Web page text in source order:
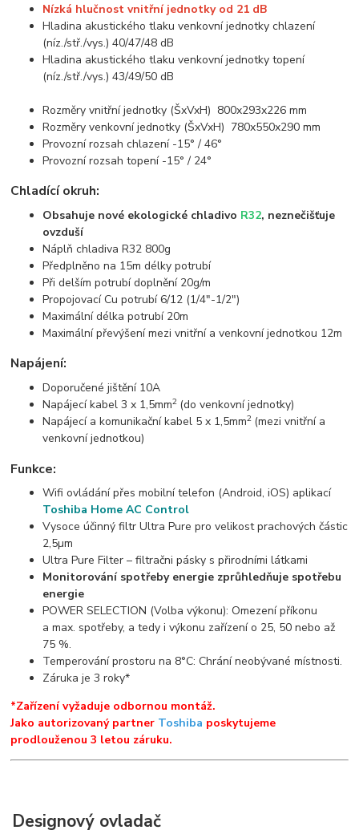
Nízká hlučnost vnitřní jednotky od 21 dB
Hladina akustického tlaku venkovní jednotky chlazení
(níz./stř./vys.) 40/47/48 dB
Hladina akustického tlaku venkovní jednotky topení
(níz./stř./vys.) 43/49/50 dB
Rozměry vnitřní jednotky (ŠxVxH) 800x293x226 mm
Rozměry venkovní jednotky (ŠxVxH) 780x550x290 mm
Provozní rozsah chlazení -15° / 46°
Provozní rozsah topení -15° / 24°
Chladící okruh:
Obsahuje nové ekologické chladivo R32, neznečišťuje
ovzduší
Náplň chladiva R32 800g
Předplněno na 15m délky potrubí
Při delším potrubí doplnění 20g/m
Propojovací Cu potrubí 6/12 (1/4"-1/2")
Maximální délka potrubí 20m
Maximální převýšení mezi vnitřní a venkovní jednotkou 12m
Napájení:
Doporučené jištění 10A
Napájecí kabel 3 x 1,5mm2 (do venkovní jednotky)
Napájecí a komunikační kabel 5 x 1,5mm2 (mezi vnitřní a
venkovní jednotkou)
Funkce:
Wifi ovládání přes mobilní telefon (Android, iOS) aplikací
Toshiba Home AC Control
Vysoce účinný filtr Ultra Pure pro velikost prachových částic
2,5µm
Ultra Pure Filter – filtračni pásky s přirodními látkami
Monitorování spotřeby energie zprůhledňuje spotřebu
energie
POWER SELECTION (Volba výkonu): Omezení příkonu
a max. spotřeby, a tedy i výkonu zařízení o 25, 50 nebo až
75 %.
Temperování prostoru na 8°C: Chrání neobývané místnosti.
Záruka je 3 roky*
*Zařízení vyžaduje odbornou montáž.
Jako autorizovaný partner Toshiba poskytujeme
prodlouženou 3 letou záruku.
Designový ovladač